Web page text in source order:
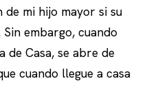
mi hijo mayor si su
embargo, cuando
de Casa, se abre de
cuando llegue a casa